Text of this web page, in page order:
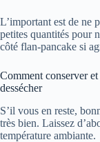
L’important est de ne
petites quantités pour
côté flan-pancake si
Comment conserver
dessécher
S’il vous en reste,
très bien. Laissez
température ambiante.